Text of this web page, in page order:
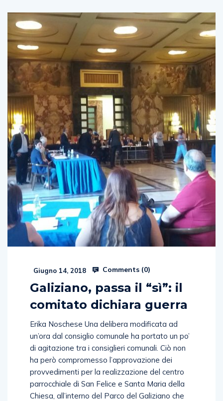
Giugno 14, 2018 Comments (0)
Galiziano, passa il “sì”: il
comitato dichiara guerra
Erika Noschese Una delibera modificata ad
un’ora dal consiglio comunale ha portato un po’
di agitazione tra i consiglieri comunali. Ciò non
ha però compromesso l’approvazione dei
provvedimenti per la realizzazione del centro
parrocchiale di San Felice e Santa Maria della
Chiesa, all’interno del Parco del Galiziano che